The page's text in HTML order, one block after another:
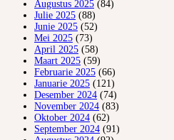
Augustus 2025 (84)
Julie 2025 (88)
Junie 2025 (52)
Mei 2025 (73)
April 2025 (58)
Maart 2025 (59)
Februarie 2025 (66)
Januarie 2025 (121)
Desember 2024 (74)
November 2024 (83)
Oktober 2024 (62)
September 2024 (91)